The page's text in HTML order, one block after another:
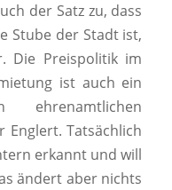
der Satz zu, dass
Stube der Stadt ist,
Die Preispolitik im
ist auch ein
Englert. Tatsächlich
erkannt und will
ändert aber nichts